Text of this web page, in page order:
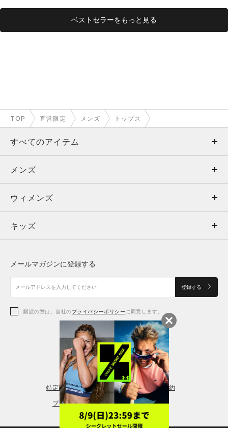
ベストセラーをもっと見る
TOP 直営限定 メンズ トップス
すべてのアイテム
メンズ
ウィメンズ
キッズ
アクセサリー
メンズ
トップス
ボトムス
アクセサリー
ウィメンズ
トップス
シューズ
アクセサリー
レギンス＆タイツ
キッズ
シューズ
メールマガジンに登録する
登録する
購読の際は、当社のプライバシーポリシーに同意します。
特定商取引法に基づく通販の表記 会員規約
プライバシーポリシー